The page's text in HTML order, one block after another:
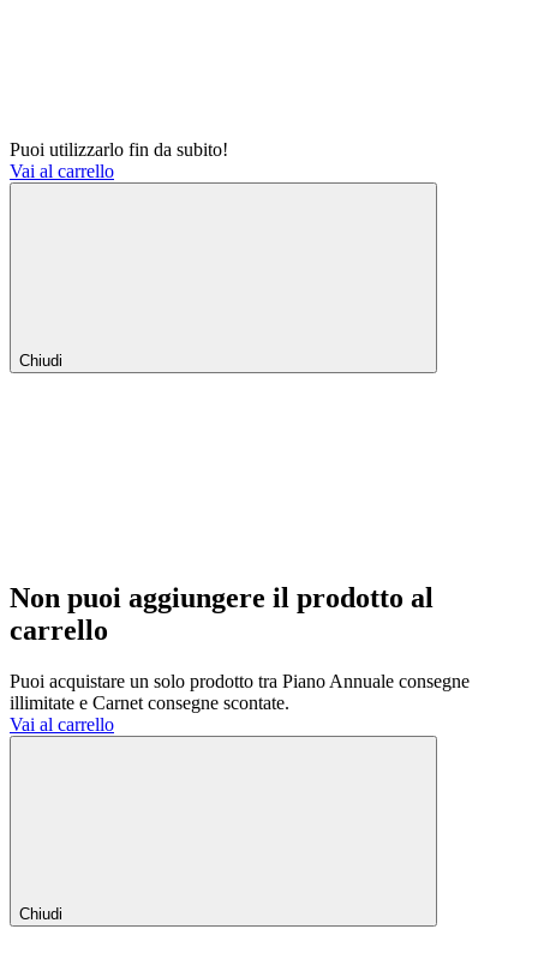
Puoi utilizzarlo fin da subito!
Vai al carrello
Chiudi
Non puoi aggiungere il prodotto al
carrello
Puoi acquistare un solo prodotto tra Piano Annuale consegne
illimitate e Carnet consegne scontate.
Vai al carrello
Chiudi